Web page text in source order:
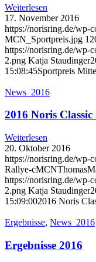
Weiterlesen
17. November 2016
https://norisring.de/wp-
MCN_Sportpreis.jpg
https://norisring.de/wp-
2.png Katja Staudinger
15:08:45Sportpreis
News_2016
2016 Noris
Weiterlesen
20. Oktober 2016
https://norisring.de/wp-
Rallye-
https://norisring.de/wp-
2.png Katja Staudinger
15:09:002016 Noris
Ergebnisse, News_2016
Ergebnisse 2016